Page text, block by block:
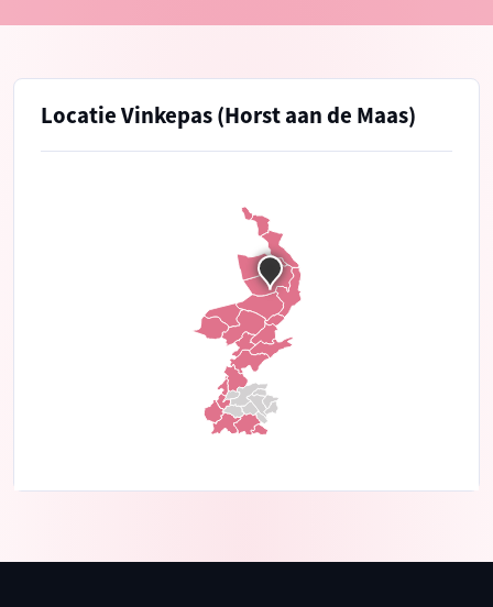
Locatie Vinkepas (Horst aan de Maas)